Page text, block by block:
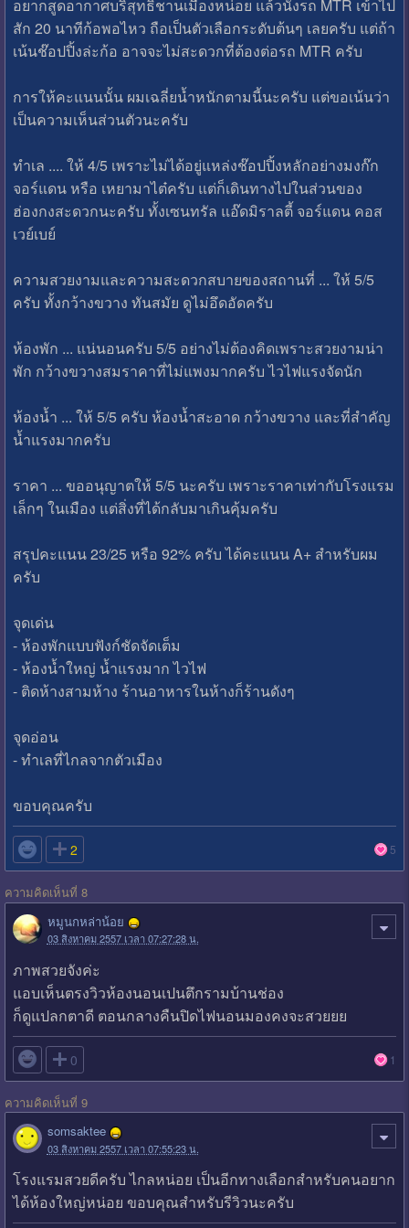
อยากสูดอากาศบริสุทธิ์ชานเมืองหน่อย แล้วนั่งรถ MTR เข้าไป
สัก 20 นาทีก้อพอไหว ถือเป็นตัวเลือกระดับต้นๆ เลยครับ แต่ถ้า
เน้นช๊อปปิ้งล่ะก้อ อาจจะไม่สะดวกที่ต้องต่อรถ MTR ครับ
การให้คะแนนนั้น ผมเฉลี่ยน้ำหนักตามนี้นะครับ แต่ขอเน้นว่า
เป็นความเห็นส่วนตัวนะครับ
ทำเล .... ให้ 4/5 เพราะไม่ได้อยู่แหล่งช๊อปปิ้งหลักอย่างมงก๊ก
จอร์แดน หรือ เหยามาไต๋ครับ แต่ก็เดินทางไปในส่วนของ
ฮ่องกงสะดวกนะครับ ทั้งเซนทรัล แอ๊ดมิราลตี้ จอร์แดน คอส
เวย์เบย์
ความสวยงามและความสะดวกสบายของสถานที่ ... ให้ 5/5
ครับ ทั้งกว้างขวาง ทันสมัย ดูไม่อึดอัดครับ
ห้องพัก ... แน่นอนครับ 5/5 อย่างไม่ต้องคิดเพราะสวยงามน่า
พัก กว้างขวางสมราคาที่ไม่แพงมากครับ ไวไฟแรงจัดนัก
ห้องน้ำ ... ให้ 5/5 ครับ ห้องน้ำสะอาด กว้างขวาง และที่สำคัญ
น้ำแรงมากครับ
ราคา ... ขออนุญาตให้ 5/5 นะครับ เพราะราคาเท่ากับโรงแรม
เล็กๆ ในเมือง แต่สิ่งที่ได้กลับมาเกินคุ้มครับ
สรุปคะแนน 23/25 หรือ 92% ครับ ได้คะแนน A+ สำหรับผม
ครับ
จุดเด่น
- ห้องพักแบบฟังก์ชัดจัดเต็ม
- ห้องน้ำใหญ่ น้ำแรงมาก ไวไฟ
- ติดห้างสามห้าง ร้านอาหารในห้างก็ร้านดังๆ
จุดอ่อน
- ทำเลที่ไกลจากตัวเมือง
ขอบคุณครับ
 2 5
ความคิดเห็นที่ 8
หมูนกหล่าน้อย
03 สิงหาคม 2557 เวลา 07:27:28 น.
ภาพสวยจังค่ะ
แอบเห็นตรงวิวห้องนอนเปนตึกรามบ้านช่อง
ก็ดูแปลกตาดี ตอนกลางคืนปิดไฟนอนมองคงจะสวยยย
 0 1
ความคิดเห็นที่ 9
somsaktee
03 สิงหาคม 2557 เวลา 07:55:23 น.
โรงแรมสวยดีครับ ไกลหน่อย เป็นอีกทางเลือกสำหรับคนอยาก
ได้ห้องใหญ่หน่อย ขอบคุณสำหรับรีวิวนะครับ